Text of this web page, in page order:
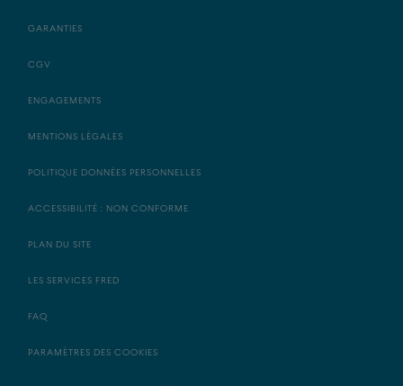
GARANTIES
CGV
ENGAGEMENTS
MENTIONS LÉGALES
POLITIQUE DONNÉES PERSONNELLES
ACCESSIBILITÉ : NON CONFORME
PLAN DU SITE
LES SERVICES FRED
FAQ
PARAMÈTRES DES COOKIES